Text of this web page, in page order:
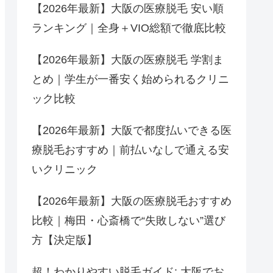
【2026年最新】大阪の医療脱毛 安い順
ランキング｜全身＋VIO総額で徹底比較
【2026年最新】大阪の医療脱毛 学割ま
とめ｜学生が一番安く始められるクリニ
ック比較
【2026年最新】大阪で都度払いできる医
療脱毛おすすめ｜前払いなしで通える安
いクリニック
【2026年最新】大阪の医療脱毛おすすめ
比較｜梅田・心斎橋で“失敗しない”選び
方【決定版】